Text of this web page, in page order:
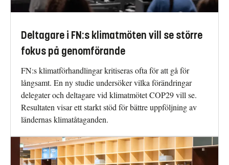
Deltagare i FN:s klimatmöten vill se större
fokus på genomförande
FN:s klimatförhandlingar kritiseras ofta för att gå för
långsamt. En ny studie undersöker vilka förändringar
delegater och deltagare vid klimatmötet COP29 vill se.
Resultaten visar ett starkt stöd för bättre uppföljning av
ländernas klimatåtaganden.